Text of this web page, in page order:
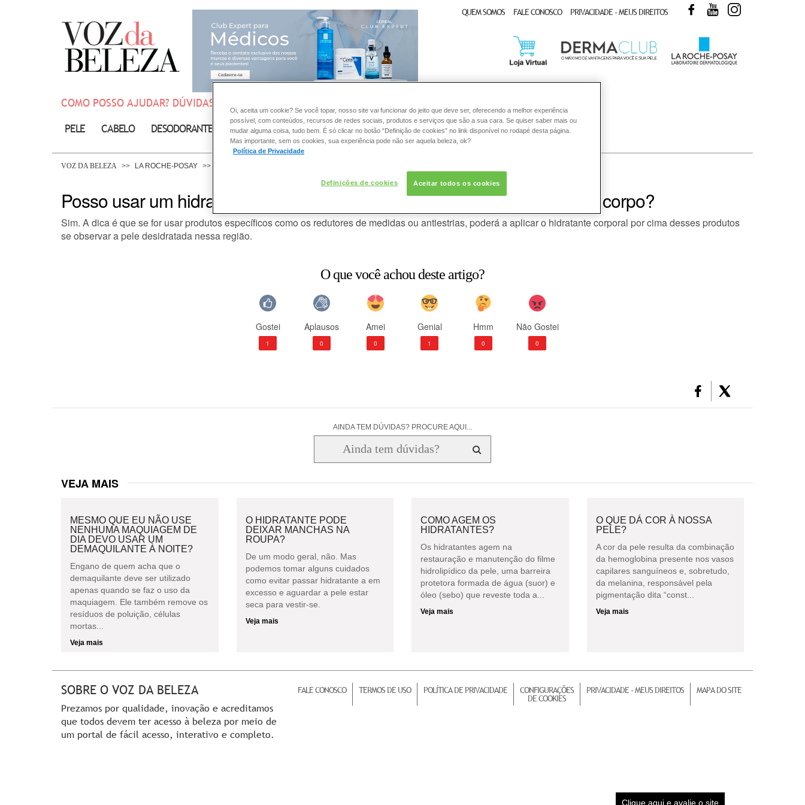
QUEM SOMOS FALE CONOSCO PRIVACIDADE - MEUS DIREITOS FACEBOOKYOUTUBE
COMO POSSO AJUDAR? DÚVIDAS SOBRE:
PELE
CABELO DESODORANTE SOLAR DERMACLUB CONSULTORIA DE PRODUTOS LA ROCHE-POSAY
VOZ DA BELEZA LA ROCHE-POSAY
Posso usar um hidratante junto com outros produtos de cuidados para o corpo?
Sim. A dica é que se for usar produtos específicos como os redutores de medidas ou antiestrias, poderá a aplicar o hidratante corporal por cima desses produtos
se observar a pele desidratada nessa região.
O que você achou deste artigo?
Gostei
1
Aplausos
0
Amei
0
Genial
1
Hmm
0
Não Gostei
0
AINDA TEM DÚVIDAS? PROCURE AQUI...
VEJA MAIS
MESMO QUE EU NÃO USE
NENHUMA MAQUIAGEM DE
DIA DEVO USAR UM
DEMAQUILANTE À NOITE?
Engano de quem acha que o
demaquilante deve ser utilizado
apenas quando se faz o uso da
maquiagem. Ele também remove os
resíduos de poluição, células
mortas...
Veja mais
O HIDRATANTE PODE
DEIXAR MANCHAS NA
ROUPA?
De um modo geral, não. Mas
podemos tomar alguns cuidados
como evitar passar hidratante a em
excesso e aguardar a pele estar
seca para vestir-se.
Veja mais
COMO AGEM OS
HIDRATANTES?
Os hidratantes agem na
restauração e manutenção do filme
hidrolipídico da pele, uma barreira
protetora formada de água (suor) e
óleo (sebo) que reveste toda a...
Veja mais
O QUE DÁ COR À NOSSA
PELE?
A cor da pele resulta da combinação
da hemoglobina presente nos vasos
capilares sanguíneos e, sobretudo,
da melanina, responsável pela
pigmentação dita “const...
Veja mais
Clique aqui e avalie o site
SOBRE O VOZ DA BELEZA
Prezamos por qualidade, inovação e acreditamos
que todos devem ter acesso à beleza por meio de
um portal de fácil acesso, interativo e completo.
FALE CONOSCO TERMOS DE USO POLÍTICA DE PRIVACIDADE CONFIGURAÇÕES
DE COOKIES
PRIVACIDADE - MEUS DIREITOS MAPA DO SITE
Oi, aceita um cookie? Se você topar, nosso site vai funcionar do jeito que deve ser, oferecendo a melhor experiência
possível, com conteúdos, recursos de redes sociais, produtos e serviços que são a sua cara. Se quiser saber mais ou
mudar alguma coisa, tudo bem. É só clicar no botão “Definição de cookies” no link disponível no rodapé desta página.
Mas importante, sem os cookies, sua experiência pode não ser aquela beleza, ok?
Política de Privacidade
Definições de cookies Aceitar todos os cookies